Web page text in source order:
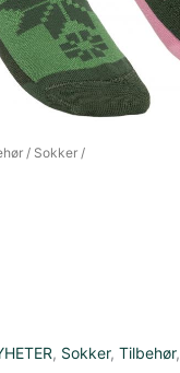
/ Sokker /
, Sokker,Tilbehør,